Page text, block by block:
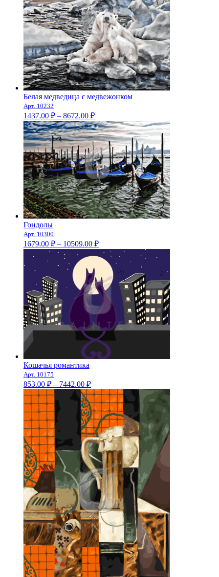
Белая медведица с медвежонком
Арт. 10232
1437.00 ₽ – 8672.00 ₽Диапазон
цен:
1437.00 ₽
–
8672.00 ₽
Гондолы
Арт. 10300
1679.00 ₽ – 10509.00 ₽Диапазон
цен:
1679.00 ₽
10509.00 ₽
Кошачья романтика
Арт. 10175
853.00 ₽ – 7442.00 ₽Диапазон
цен:
853.00 ₽
–
7442.00 ₽